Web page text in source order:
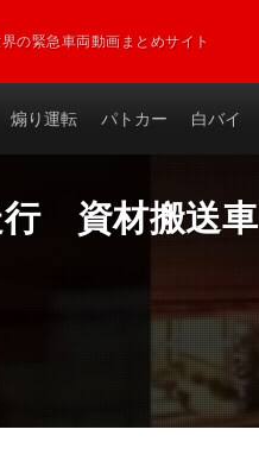
の緊急車両動画まとめサイト
煽り運転 パトカー 白バイ
資材搬送車